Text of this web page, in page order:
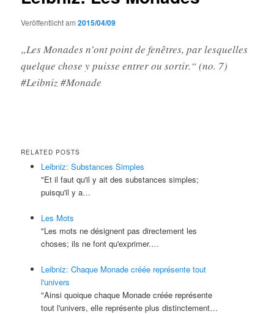
Veröffentlicht am2015/04/09
„Les Monades n’ont point de fenêtres, par lesquelles
quelque chose y puisse entrer ou sortir.“ (no. 7)
#Leibniz #Monade
RELATED POSTS
Leibniz: Substances Simples
"Et il faut qu'il y ait des substances simples;
puisqu'il y a…
Les Mots
"Les mots ne désignent pas directement les
choses; ils ne font qu'exprimer.…
Leibniz: Chaque Monade créée représente tout
l'univers
"Ainsi quoique chaque Monade créée représente
tout l'univers, elle représente plus distinctement…